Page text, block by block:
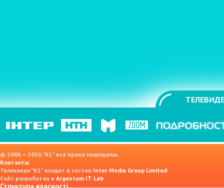
© 2006 — 2026 "K1" все права защищены.
Контакты
Телеканал "К1" входит в состав Inter Media Group Limited
Сайт разработан в Argentum IT Lab